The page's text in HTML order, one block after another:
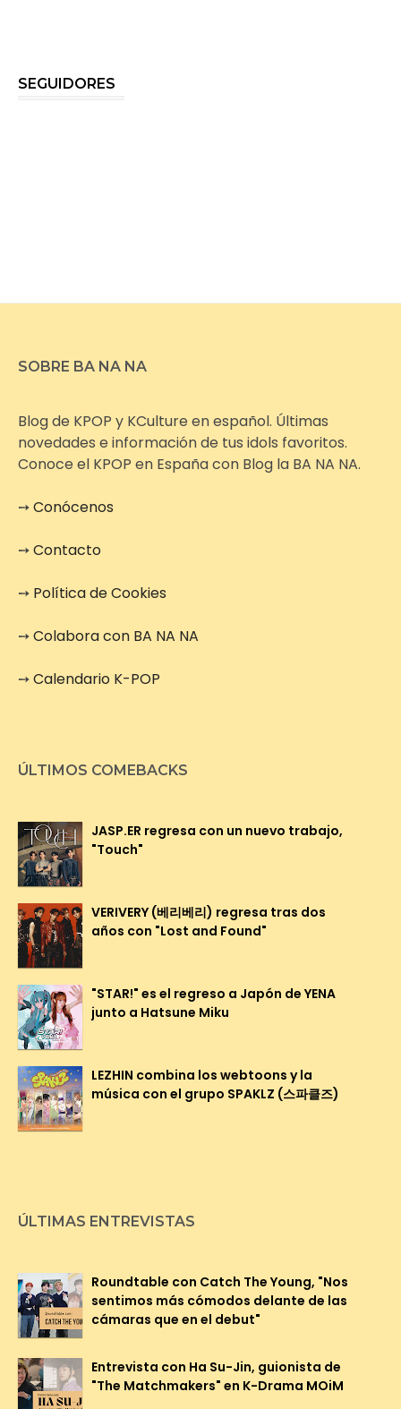
SEGUIDORES
SOBRE BA NA NA
Blog de KPOP y KCulture en español. Últimas
novedades e información de tus idols favoritos.
Conoce el KPOP en España con Blog la BA NA NA.
➙Conócenos
➙Contacto
➙ Política de Cookies
➙Colabora con BA NA NA
➙Calendario K-POP
ÚLTIMOS COMEBACKS
JASP.ER regresa con un nuevo trabajo,
"Touch"
VERIVERY (베리베리) regresa tras dos
años con "Lost and Found"
"STAR!" es el regreso a Japón de YENA
junto a Hatsune Miku
LEZHIN combina los webtoons y la
música con el grupo SPAKLZ (스파클즈)
ÚLTIMAS ENTREVISTAS
Roundtable con Catch The Young, "Nos
sentimos más cómodos delante de las
cámaras que en el debut"
Entrevista con Ha Su-Jin, guionista de
"The Matchmakers" en K-Drama MOiM